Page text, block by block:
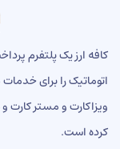
ارز یک پلتفرم پرداخت
را برای خدمات
و مستر کارت و
است.